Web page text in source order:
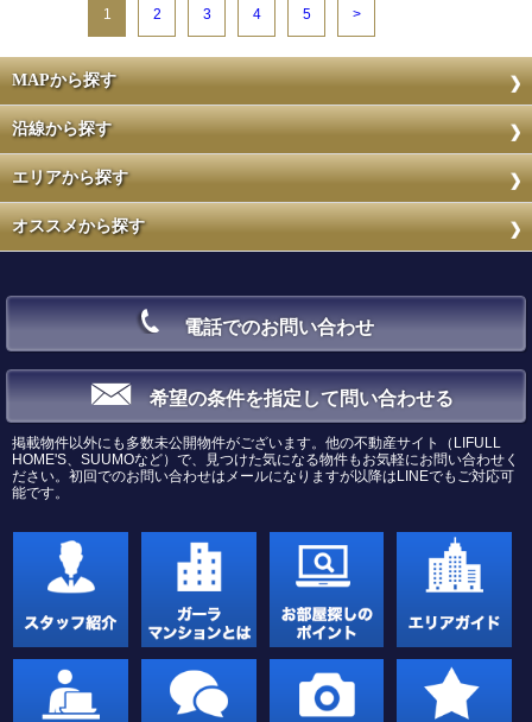
1 2 3 4 5 >
MAPから探す
沿線から探す
エリアから探す
オススメから探す
電話でのお問い合わせ
希望の条件を指定して問い合わせる
掲載物件以外にも多数未公開物件がございます。他の不動産サイト（LIFULL
HOME'S、SUUMOなど）で、見つけた気になる物件もお気軽にお問い合わせく
ださい。初回でのお問い合わせはメールになりますが以降はLINEでもご対応可
能です。